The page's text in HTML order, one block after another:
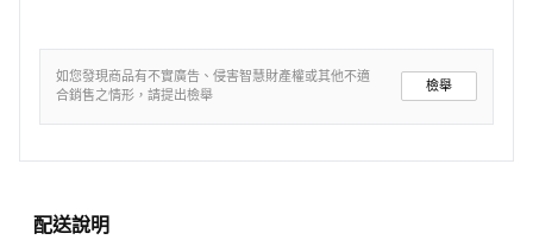
如您發現商品有不實廣告、侵害智慧財產權或其他不適
合銷售之情形，請提出檢舉
檢舉
配送說明